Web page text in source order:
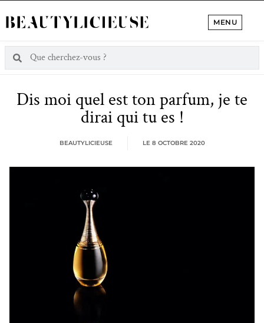
MENU
Dis moi quel est ton parfum, je te
dirai qui tu es !
BEAUTYLICIEUSE LE 8 OCTOBRE 2020